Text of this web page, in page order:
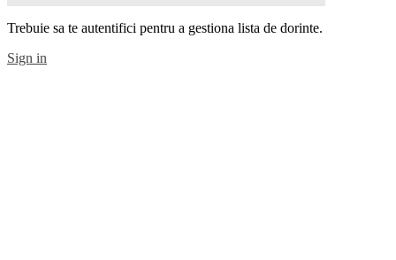
Trebuie sa te autentifici pentru a gestiona lista de dorinte.
Sign in